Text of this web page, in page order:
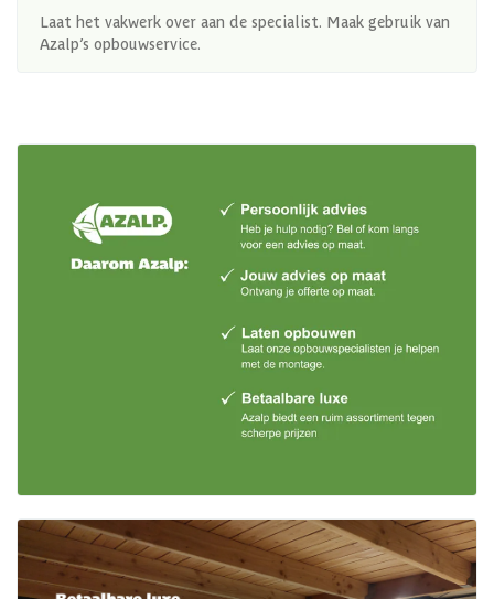
Laat het vakwerk over aan de specialist. Maak gebruik van
Azalp’s opbouwservice.